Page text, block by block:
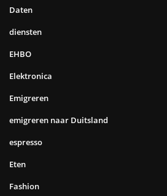
Daten
diensten
EHBO
Elektronica
Emigreren
emigreren naar Duitsland
espresso
Eten
Fashion